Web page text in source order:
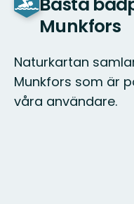
Munkfors
Naturkartan
Munkfors som är
våra användare.